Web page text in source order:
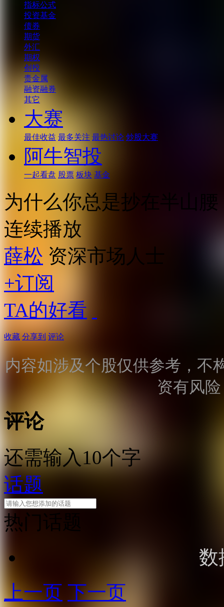
指标公式
投资基金
债券
期货
外汇
期权
创投
贵金属
融资融券
其它
大赛
最佳收益 最多关注 最热讨论 炒股大赛
阿牛智投
一起看盘 股票 板块 基金
为什么你总是抄在半山腰
连续播放
薛松 资深市场人士
+订阅
TA的好看
收藏 分享到 评论
内容如涉及个股仅供参考，不
资有风
评论
还需输入10个字
话题
热门话题
数
上一页 下一页